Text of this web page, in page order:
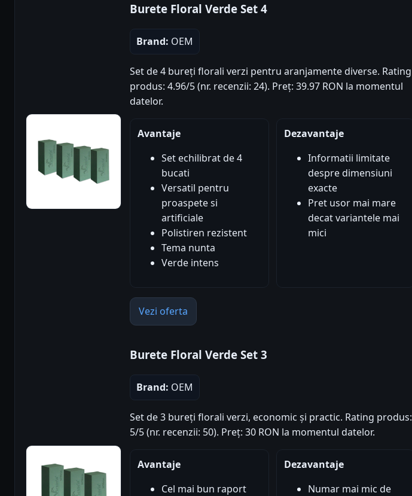
Burete Floral Verde Set 4
Brand: OEM
Set de 4 bureți florali verzi pentru aranjamente diverse. Rating
produs: 4.96/5 (nr. recenzii: 24). Preț: 39.97 RON la momentul
datelor.
Avantaje
Set echilibrat de 4
bucati
Versatil pentru
proaspete si
artificiale
Polistiren rezistent
Tema nunta
Verde intens
Dezavantaje
Informatii limitate
despre dimensiuni
exacte
Pret usor mai mare
decat variantele mai
mici
Vezi oferta
Burete Floral Verde Set 3
Brand: OEM
Set de 3 bureți florali verzi, economic și practic. Rating produs:
5/5 (nr. recenzii: 50). Preț: 30 RON la momentul datelor.
Avantaje
Cel mai bun raport
Dezavantaje
Numar mai mic de